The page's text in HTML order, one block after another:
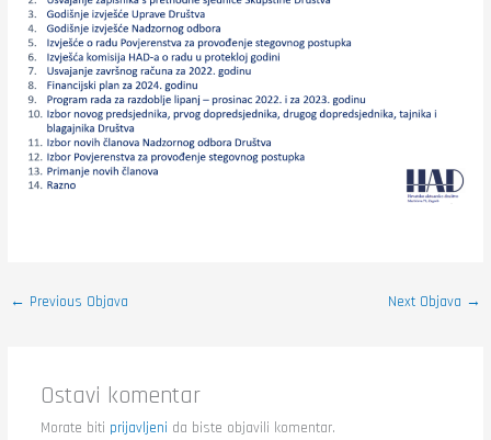
← Previous Objava Next Objava →
Ostavi komentar
Morate biti prijavljeni da biste objavili komentar.